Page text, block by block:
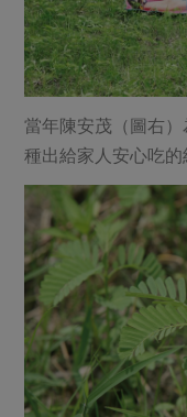
當年陳安茂（圖右
種出給家人安心吃的